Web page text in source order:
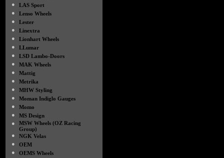
●
LAS Sport
●
Lenso Wheels
●
Lester
●
Linextra
●
Lionhart Wheels
●
LLumar
●
LSD Lambo-Doors
●
MAK Wheels
●
Mattig
●
Metrika
●
MHW Styling
●
Moman Indiglo Gauges
●
Momo
●
MS Design
●
MSW Wheels (OZ Racing
Group)
●
NGK Velas
●
OEM
●
OEMS Wheels